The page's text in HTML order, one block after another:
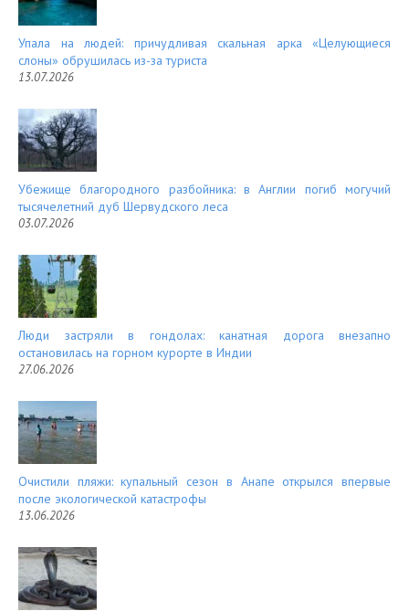
Упала на людей: причудливая скальная арка «Целующиеся
слоны» обрушилась из-за туриста
13.07.2026
Убежище благородного разбойника: в Англии погиб могучий
тысячелетний дуб Шервудского леса
03.07.2026
Люди застряли в гондолах: канатная дорога внезапно
остановилась на горном курорте в Индии
27.06.2026
Очистили пляжи: купальный сезон в Анапе открылся впервые
после экологической катастрофы
13.06.2026